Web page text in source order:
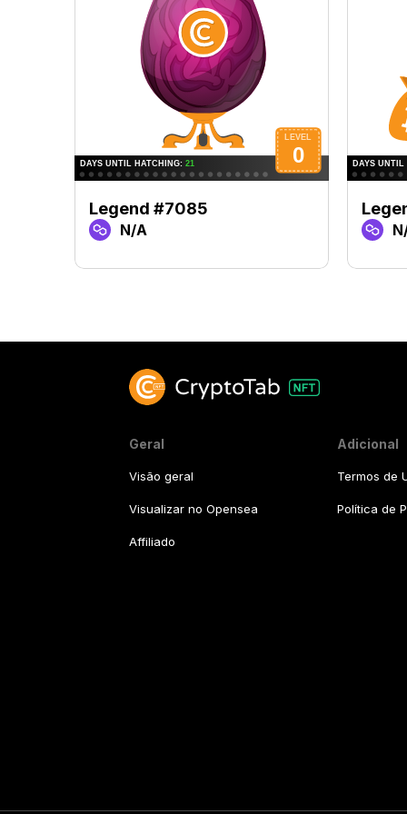
Legend #7085
N/A
Geral
Visão geral
Visualizar no Opensea
Affiliado
Adicional
Termos de
Política de